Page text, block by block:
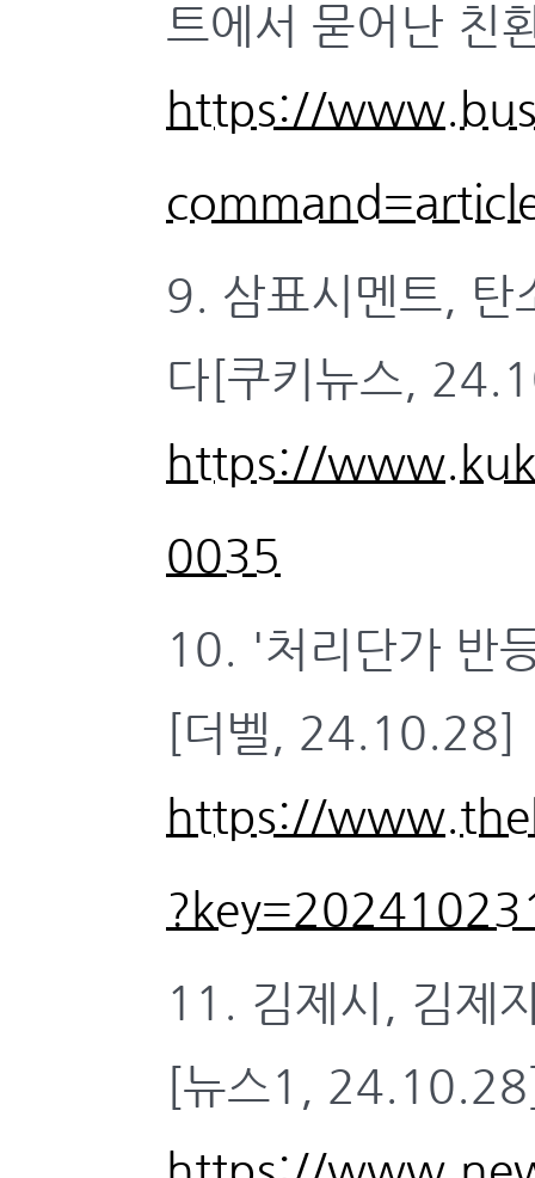
트에서 묻어난 친
https://
9. 삼표시멘트, 탄
다[쿠키뉴스,
https://
0035
10. '처리단가 반
[더벨, 24.10.28]
https://
11. 김제시, 김제
[뉴스1,